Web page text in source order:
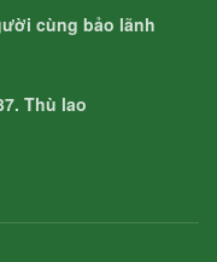
cùng bảo lãnh
Thù lao